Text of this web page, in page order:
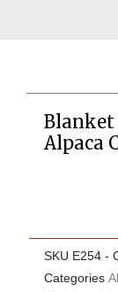
Blanket
Alpaca
SKU E254 -
Categories